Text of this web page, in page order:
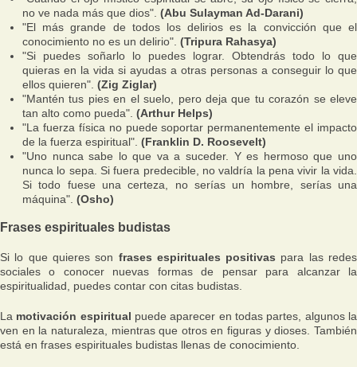
no ve nada más que dios". (Abu Sulayman Ad-Darani)
"El más grande de todos los delirios es la convicción que el
conocimiento no es un delirio". (Tripura Rahasya)
"Si puedes soñarlo lo puedes lograr. Obtendrás todo lo que
quieras en la vida si ayudas a otras personas a conseguir lo que
ellos quieren". (Zig Ziglar)
"Mantén tus pies en el suelo, pero deja que tu corazón se eleve
tan alto como pueda". (Arthur Helps)
"La fuerza física no puede soportar permanentemente el impacto
de la fuerza espiritual". (Franklin D. Roosevelt)
"Uno nunca sabe lo que va a suceder. Y es hermoso que uno
nunca lo sepa. Si fuera predecible, no valdría la pena vivir la vida.
Si todo fuese una certeza, no serías un hombre, serías una
máquina". (Osho)
Frases espirituales budistas
Si lo que quieres son frases espirituales positivas para las redes
sociales o conocer nuevas formas de pensar para alcanzar la
espiritualidad, puedes contar con citas budistas.
La motivación espiritual puede aparecer en todas partes, algunos la
ven en la naturaleza, mientras que otros en figuras y dioses. También
está en frases espirituales budistas llenas de conocimiento.